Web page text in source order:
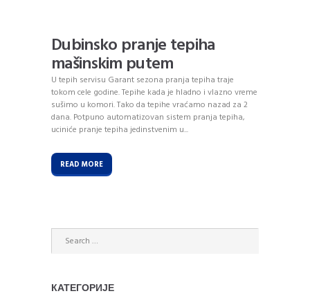
Dubinsko pranje tepiha
mašinskim putem
U tepih servisu Garant sezona pranja tepiha traje
tokom cele godine. Tepihe kada je hladno i vlazno vreme
sušimo u komori. Tako da tepihe vraćamo nazad za 2
dana. Potpuno automatizovan sistem pranja tepiha,
uciniće pranje tepiha jedinstvenim u...
READ MORE
КАТЕГОРИЈЕ